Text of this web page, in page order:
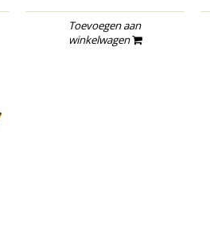
Toevoegen aan
winkelwagen